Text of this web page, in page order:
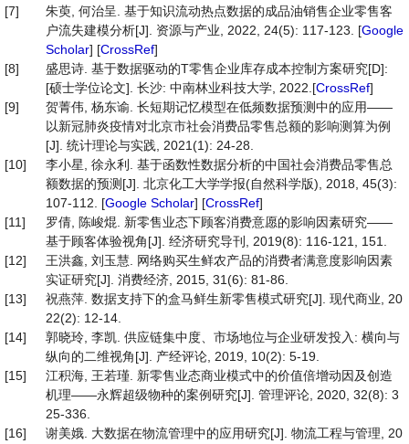
[7]
朱萸, 何治呈. 基于知识流动热点数据的成品油销售企业零售客
户流失建模分析[J]. 资源与产业, 2022, 24(5): 117-123. [Google
Scholar] [CrossRef]
[8]
盛思诗. 基于数据驱动的T零售企业库存成本控制方案研究[D]:
[硕士学位论文]. 长沙: 中南林业科技大学, 2022.[CrossRef]
[9]
贺菁伟, 杨东谕. 长短期记忆模型在低频数据预测中的应用——
以新冠肺炎疫情对北京市社会消费品零售总额的影响测算为例
[J]. 统计理论与实践, 2021(1): 24-28.
[10]
李小星, 徐永利. 基于函数性数据分析的中国社会消费品零售总
额数据的预测[J]. 北京化工大学学报(自然科学版), 2018, 45(3):
107-112. [Google Scholar] [CrossRef]
[11]
罗倩, 陈峻焜. 新零售业态下顾客消费意愿的影响因素研究——
基于顾客体验视角[J]. 经济研究导刊, 2019(8): 116-121, 151.
[12]
王洪鑫, 刘玉慧. 网络购买生鲜农产品的消费者满意度影响因素
实证研究[J]. 消费经济, 2015, 31(6): 81-86.
[13]
祝燕萍. 数据支持下的盒马鲜生新零售模式研究[J]. 现代商业, 20
22(2): 12-14.
[14]
郭晓玲, 李凯. 供应链集中度、市场地位与企业研发投入: 横向与
纵向的二维视角[J]. 产经评论, 2019, 10(2): 5-19.
[15]
江积海, 王若瑾. 新零售业态商业模式中的价值倍增动因及创造
机理——永辉超级物种的案例研究[J]. 管理评论, 2020, 32(8): 3
25-336.
[16]
谢美娥. 大数据在物流管理中的应用研究[J]. 物流工程与管理, 20